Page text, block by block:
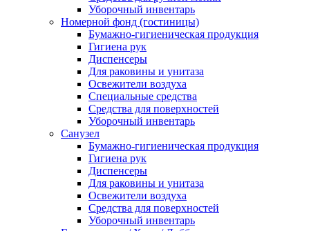
Уборочный инвентарь
Номерной фонд (гостиницы)
Бумажно-гигиеническая продукция
Гигиена рук
Диспенсеры
Для раковины и унитаза
Освежители воздуха
Специальные средства
Средства для поверхностей
Уборочный инвентарь
Санузел
Бумажно-гигиеническая продукция
Гигиена рук
Диспенсеры
Для раковины и унитаза
Освежители воздуха
Средства для поверхностей
Уборочный инвентарь